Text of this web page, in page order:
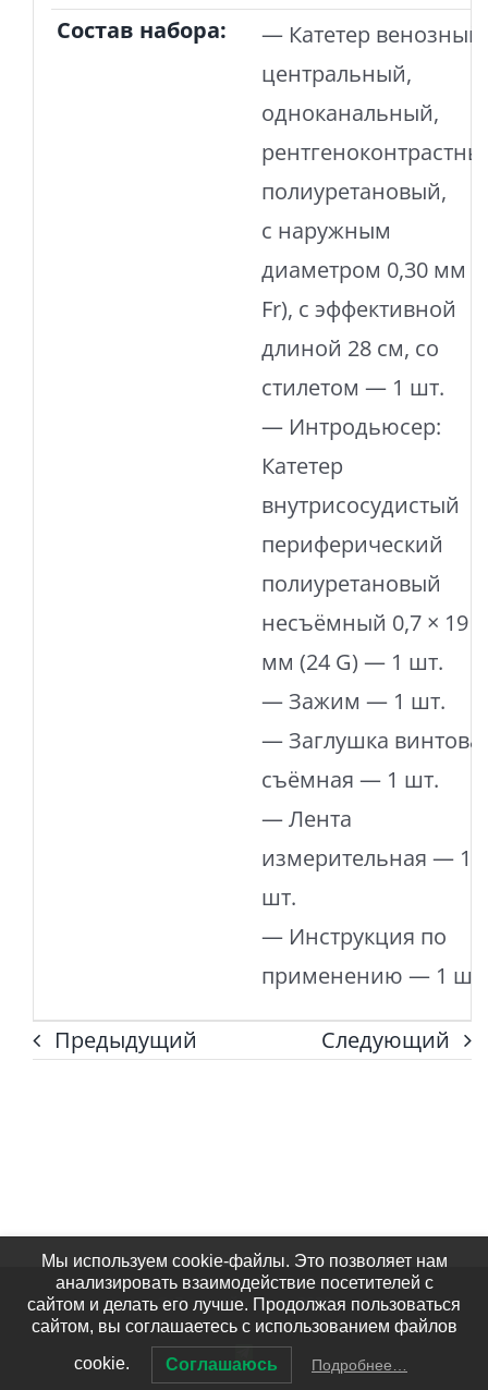
Состав набора:
— Катетер венозный
центральный,
одноканальный,
полиуретановый,
с наружным
диаметром 0,30 мм
Fr), с эффективной
длиной 28 см, со
стилетом — 1 шт.
— Интродьюсер:
Катетер
внутрисосудистый
периферический
полиуретановый
несъёмный 0,7 × 19
мм (24 G) — 1 шт.
— Зажим — 1 шт.
— Заглушка
съёмная — 1 шт.
— Лента
измерительная — 1
шт.
— Инструкция по
применению — 1 шт.
Предыдущий Следующий
© Виволайн Плюс 2023
Телеграм-
канал
Мы используем cookie-файлы. Это позволяет нам
анализировать взаимодействие посетителей с
сайтом и делать его лучше. Продолжая пользоваться
сайтом, вы соглашаетесь с использованием файлов
cookie. Соглашаюсь Подробнее…